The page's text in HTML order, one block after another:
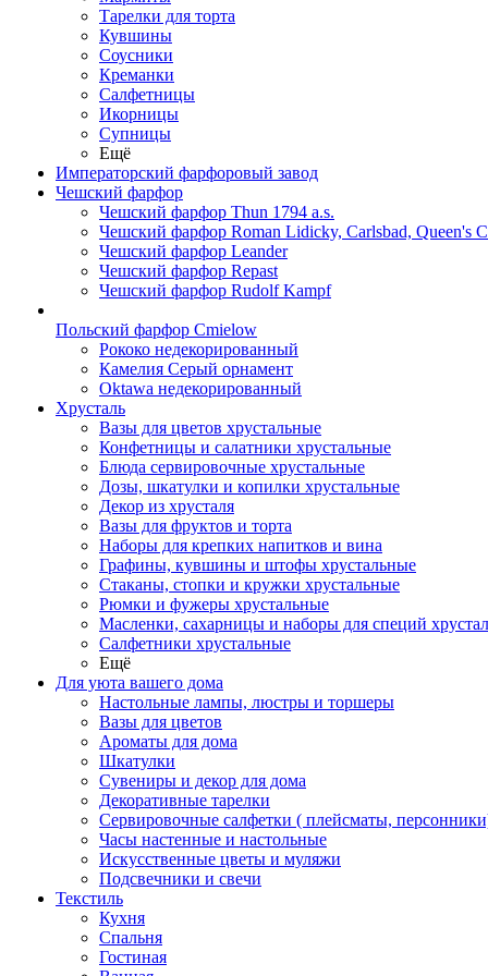
Тарелки для торта
Кувшины
Соусники
Креманки
Салфетницы
Икорницы
Супницы
Ещё
Императорский фарфоровый завод
Чешский фарфор
Чешский фарфор Thun 1794 a.s.
Чешский фарфор Roman Lidicky, Carlsbad, Queen's
Чешский фарфор Leander
Чешский фарфор Repast
Чешский фарфор Rudolf Kampf
Польский фарфор Сmielow
Рококо недекорированный
Камелия Серый орнамент
Oktawa недекорированный
Хрусталь
Вазы для цветов хрустальные
Конфетницы и салатники хрустальные
Блюда сервировочные хрустальные
Дозы, шкатулки и копилки хрустальные
Декор из хрусталя
Вазы для фруктов и торта
Наборы для крепких напитков и вина
Графины, кувшины и штофы хрустальные
Стаканы, стопки и кружки хрустальные
Рюмки и фужеры хрустальные
Масленки, сахарницы и наборы для специй
Салфетники хрустальные
Ещё
Для уюта вашего дома
Настольные лампы, люстры и торшеры
Вазы для цветов
Ароматы для дома
Шкатулки
Сувениры и декор для дома
Декоративные тарелки
Сервировочные салфетки ( плейсматы,
Часы настенные и настольные
Искусственные цветы и муляжи
Подсвечники и свечи
Текстиль
Кухня
Спальня
Гостиная